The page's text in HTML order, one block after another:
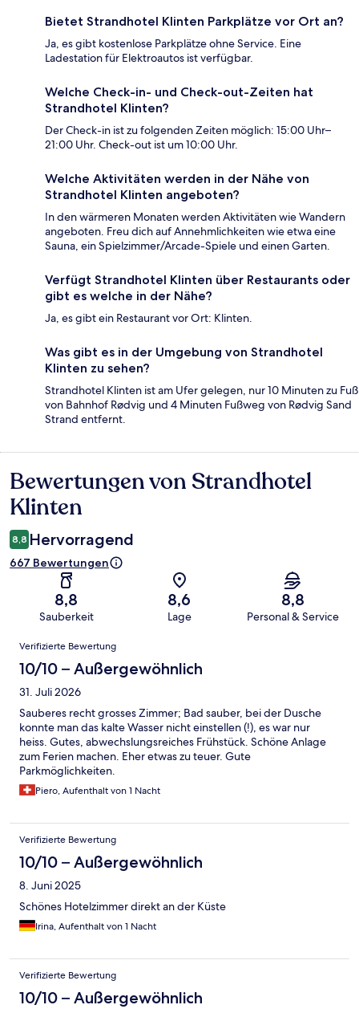
Bietet Strandhotel Klinten Parkplätze vor Ort an?
Ja, es gibt kostenlose Parkplätze ohne Service. Eine
Ladestation für Elektroautos ist verfügbar.
Welche Check-in- und Check-out-Zeiten hat
Strandhotel Klinten?
Der Check-in ist zu folgenden Zeiten möglich: 15:00 Uhr–
21:00 Uhr. Check-out ist um 10:00 Uhr.
Welche Aktivitäten werden in der Nähe von
Strandhotel Klinten angeboten?
In den wärmeren Monaten werden Aktivitäten wie Wandern
angeboten. Freu dich auf Annehmlichkeiten wie etwa eine
Sauna, ein Spielzimmer/Arcade-Spiele und einen Garten.
Verfügt Strandhotel Klinten über Restaurants oder
gibt es welche in der Nähe?
Ja, es gibt ein Restaurant vor Ort: Klinten.
Was gibt es in der Umgebung von Strandhotel
Klinten zu sehen?
Strandhotel Klinten ist am Ufer gelegen, nur 10 Minuten zu Fuß
von Bahnhof Rødvig und 4 Minuten Fußweg von Rødvig Sand
Strand entfernt.
Bewertungen
Bewertungen von Strandhotel
Klinten
8,8 Hervorragend
667 Bewertungen
8,8
Sauberkeit
8,6
Lage
8,8
Personal & Service
Bewertungen
Verifizierte Bewertung
10/10 – Außergewöhnlich
31. Juli 2026
Sauberes recht grosses Zimmer; Bad sauber, bei der Dusche
konnte man das kalte Wasser nicht einstellen (!), es war nur
heiss. Gutes, abwechslungsreiches Frühstück. Schöne Anlage
zum Ferien machen. Eher etwas zu teuer. Gute
Parkmöglichkeiten.
Piero, Aufenthalt von 1 Nacht
Verifizierte Bewertung
10/10 – Außergewöhnlich
8. Juni 2025
Schönes Hotelzimmer direkt an der Küste
Irina, Aufenthalt von 1 Nacht
Verifizierte Bewertung
10/10 – Außergewöhnlich